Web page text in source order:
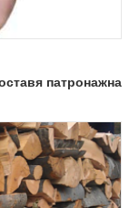
патронажна